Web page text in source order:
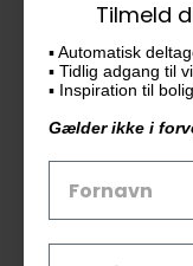
Tilmeld
▪️ Automatisk
▪️ Tidlig adgang til
▪️ Inspiration til
Gælder ikke i